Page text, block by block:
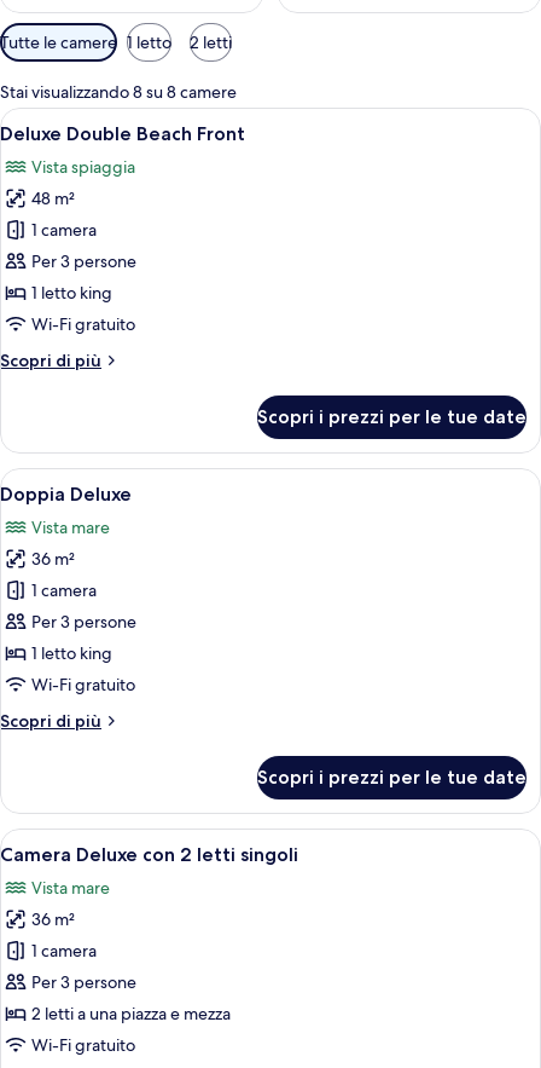
Filtri
disponibili
per
le
camere
Tutte le camere 1 letto 2 letti
Stai visualizzando 8 su 8 camere
Apri
tutte
le
foto
per
Deluxe
Double
Beach
Una camera d'albergo moderna
11
Deluxe Double Beach Front
Vista spiaggia
48 m²
1 camera
Per 3 persone
1 letto king
Wi-Fi gratuito
Scopri di più
Altri
Double
Beach
Front
Scopri i prezzi per le tue date
Apri
tutte
le
foto
per
Doppia
Deluxe
Un letto rifatto con cura, dotato di
9
Doppia Deluxe
Vista mare
36 m²
1 camera
Per 3 persone
1 letto king
Wi-Fi gratuito
Scopri di più
Altri
Deluxe
Scopri i prezzi per le tue date
Apri
tutte
le
foto
per
Camera
Deluxe
con
Una camera d'albergo con due letti,
11
Camera Deluxe con 2 letti singoli
Vista mare
36 m²
1 camera
Per 3 persone
2 letti a una piazza e mezza
Wi-Fi gratuito